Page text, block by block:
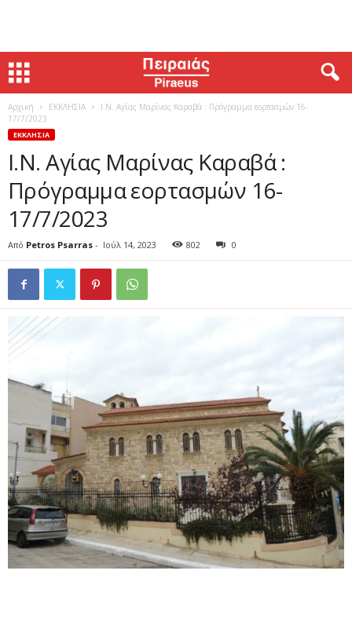
Αρχική ΕΚΚΛΗΣΙΑ
Ι.Ν. Αγίας Μαρίνας Καραβά : Πρόγραμμα εορτασμών 16-
17/7/2023
ΕΚΚΛΗΣΙΑ
Ι.Ν. Αγίας Μαρίνας Καραβά :
Πρόγραμμα εορτασμών 16-
17/7/2023
Από Petros Psarras - Ιούλ 14, 2023 802 0